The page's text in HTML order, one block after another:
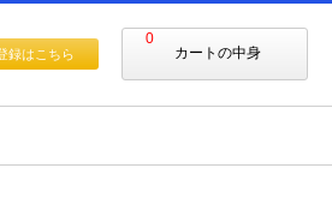
0
カートの中身
録はこちら